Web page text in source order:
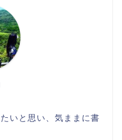
いと思い、気ままに書